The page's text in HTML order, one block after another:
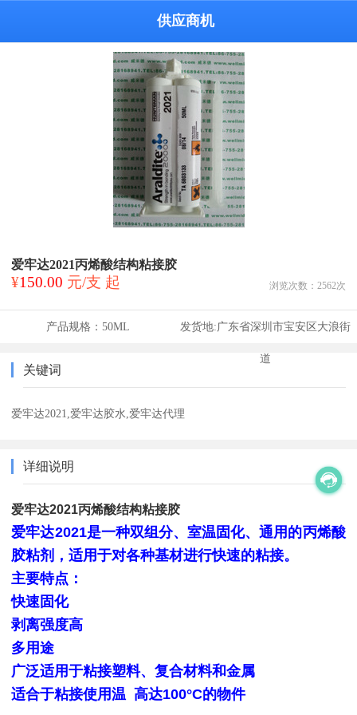
供应商机
爱牢达2021丙烯酸结构粘接胶
¥150.00 元/支 起 浏览次数： 2562次
产品规格：50ML 发货地:广东省深圳市宝安区大浪街
道
关键词
爱牢达2021,爱牢达胶水,爱牢达代理
详细说明
爱牢达2021丙烯酸结构粘接胶
爱牢达2021是一种双组分、室温固化、通用的丙烯酸
胶粘剂，适用于对各种基材进行快速的粘接。
主要特点：
快速固化
剥离强度高
多用途
广泛适用于粘接塑料、复合材料和金属
适合于粘接使用温 高达100°C的物件